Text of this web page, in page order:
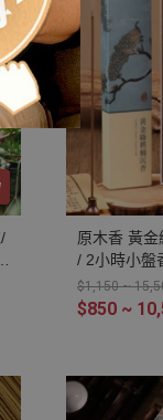
原木香 黃
/ 2小時小盤
無助燃劑 不
原木磨粉 天
能量 改善情
$1,150 ~
$850 ~